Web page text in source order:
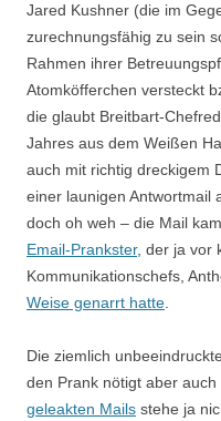
Jared Kushner (die im
zurechnungsfähig zu sein
Rahmen ihrer
Atomköfferchen versteckt
die glaubt Breitbart-
Jahres aus dem Weißen
auch mit richtig dreckigem
einer launigen Antwortmail
doch oh weh – die Mail
Email-Prankster, der ja vor
Kommunikationschefs,
Weise genarrt hatte.
Die ziemlich
den Prank nötigt aber
geleakten Mails stehe ja